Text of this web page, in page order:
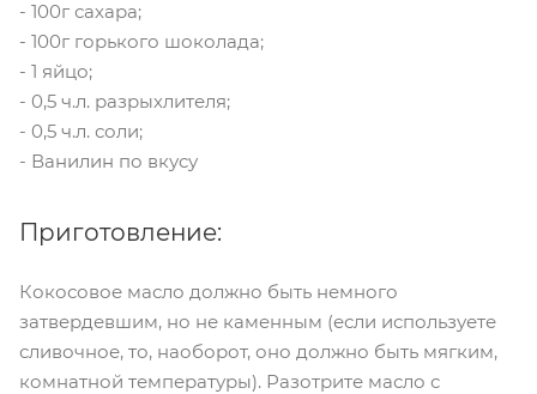
- 100г сахара;
- 100г горького шоколада;
- 1 яйцо;
- 0,5 ч.л. разрыхлителя;
- 0,5 ч.л. соли;
- Ванилин по вкусу
Приготовление:
Кокосовое масло должно быть немного
затвердевшим, но не каменным (если используете
сливочное, то, наоборот, оно должно быть мягким,
комнатной температуры). Разотрите масло с